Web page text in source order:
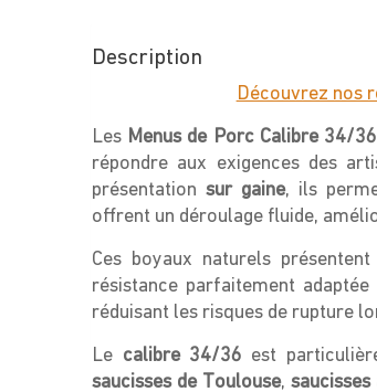
Description
Découvrez nos
Les Menus de Porc Calibre 34/
répondre aux exigences des
présentationsur gaine, ils
offrent un déroulage fluide,
Ces boyaux naturels
résistance parfaitement
réduisant les risques de rupture
Le calibre 34/36 est
saucisses de Toulouse,